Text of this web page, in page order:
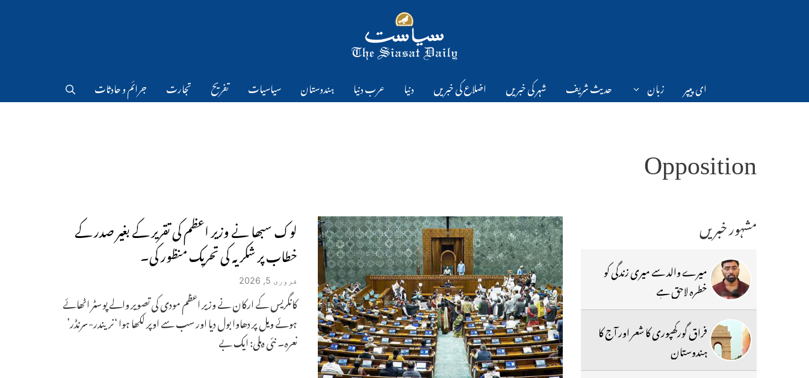
ای پیپر زبان حدیث شریف شہر کی خبریں اضلاع کی خبریں دنیا عرب دنیا ہندوستان سیاسیات تفریح تجارت جرائم و حادثات
Opposition
لوک سبھا نے وزیر اعظم کی تقریر کے بغیر صدر کے
خطاب پر شکریہ کی تحریک منظور کی۔
فروری 5, 2026
کانگریس کے ارکان نے وزیر اعظم مودی کی تصویر والے پوسٹر اٹھائے
ہوئے ویل پر دھاوا بول دیا اور سب سے اوپر لکھا ہوا ‘نریندر-سرنڈر’
نعرہ۔ نئی دہلی: ایک بے
مشہور خبریں
میرے والد سے میری زندگی کو
خطرہ لاحق ہے
فراق گورکھپوری کا شعر اور آج کا
ہندوستان